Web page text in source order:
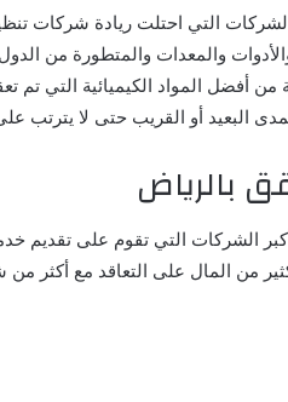
التي احتلت ريادة شركات
والمعدات والمتطورة من
أفضل المواد الكيميائية التي تم
البعيد أو القريب حتى لا يترتب
بالرياض
الشركات التي تقوم على تقديم
من المال على التعاقد مع